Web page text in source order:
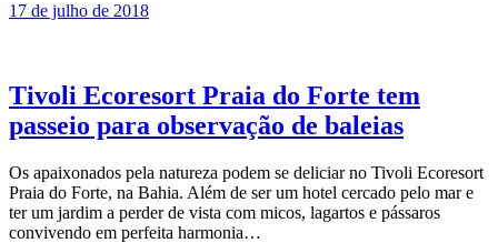
17 de julho de 2018
Tivoli Ecoresort Praia do Forte tem
passeio para observação de baleias
Os apaixonados pela natureza podem se deliciar no Tivoli Ecoresort
Praia do Forte, na Bahia. Além de ser um hotel cercado pelo mar e
ter um jardim a perder de vista com micos, lagartos e pássaros
convivendo em perfeita harmonia…